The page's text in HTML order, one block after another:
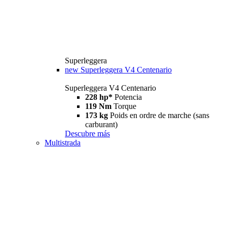
Superleggera
new Superleggera V4 Centenario
Superleggera V4 Centenario
228 hp* Potencia
119 Nm Torque
173 kg Poids en ordre de marche (sans
carburant)
Descubre más
Multistrada